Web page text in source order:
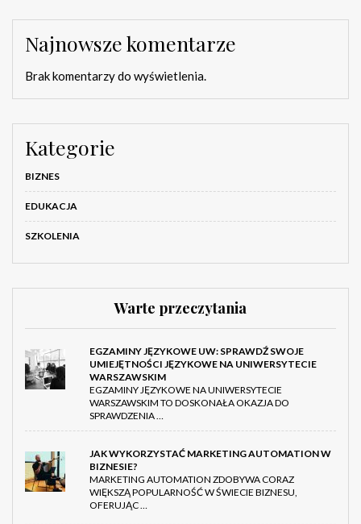
Najnowsze komentarze
Brak komentarzy do wyświetlenia.
Kategorie
BIZNES
EDUKACJA
SZKOLENIA
Warte przeczytania
EGZAMINY JĘZYKOWE UW: SPRAWDŹ SWOJE
UMIEJĘTNOŚCI JĘZYKOWE NA UNIWERSYTECIE
WARSZAWSKIM
EGZAMINY JĘZYKOWE NA UNIWERSYTECIE
WARSZAWSKIM TO DOSKONAŁA OKAZJA DO
SPRAWDZENIA …
JAK WYKORZYSTAĆ MARKETING AUTOMATION W
BIZNESIE?
MARKETING AUTOMATION ZDOBYWA CORAZ
WIĘKSZĄ POPULARNOŚĆ W ŚWIECIE BIZNESU,
OFERUJĄC …